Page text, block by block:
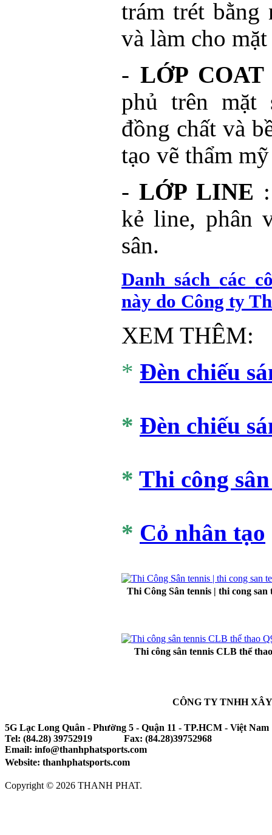
trám trét bằng
và làm cho
- LỚP COAT
phủ trên mặt
đồng chất và
tạo vẽ thẩm
- LỚP LINE
kẻ line, phân
sân.
Danh sách các
này do Công ty
XEM THÊM:
* Đèn chiếu
* Đèn chiếu
* Thi công
* Cỏ nhân tạo
Thi Công Sân tennis | thi cong san
Thi công sân tennis CLB thể
CÔNG TY TNHH
5G Lạc Long Quân - Phường 5 - Quận 11 - TP.HCM - Việt Nam
Tel: (84.28) 39752919 Fax: (84.28)39752968
Email: info@thanhphatsports.com
Website: thanhphatsports.com
Copyright © 2026 THANH PHAT.